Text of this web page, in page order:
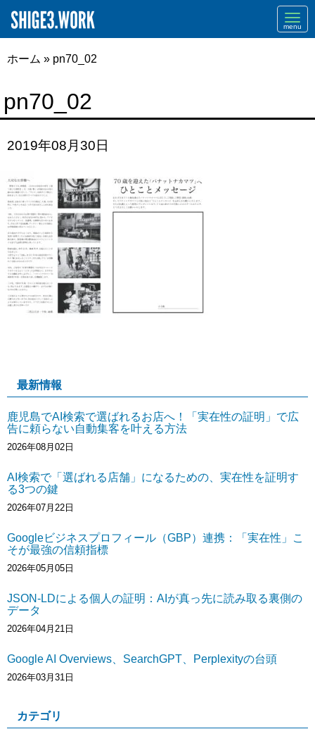
ホーム » pn70_02
pn70_02
2019年08月30日
最新情報
鹿児島でAI検索で選ばれるお店へ！「実在性の証明」で広
告に頼らない自動集客を叶える方法
2026年08月02日
AI検索で「選ばれる店舗」になるための、実在性を証明す
る3つの鍵
2026年07月22日
Googleビジネスプロフィール（GBP）連携：「実在性」こ
そが最強の信頼指標
2026年05月05日
JSON-LDによる個人の証明：AIが真っ先に読み取る裏側の
データ
2026年04月21日
Google AI Overviews、SearchGPT、Perplexityの台頭
2026年03月31日
カテゴリ